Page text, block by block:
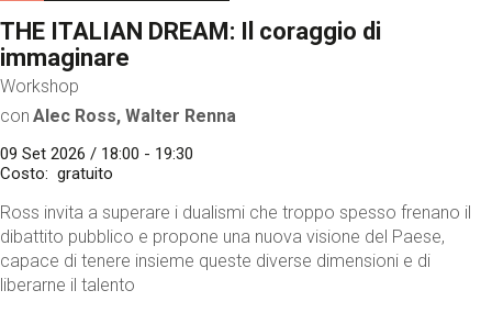
THE ITALIAN DREAM: Il coraggio di
immaginare
Workshop
con Alec Ross, Walter Renna
09 Set 2026 / 18:00 - 19:30
Costo
gratuito
Ross invita a superare i dualismi che troppo spesso frenano il
dibattito pubblico e propone una nuova visione del Paese,
capace di tenere insieme queste diverse dimensioni e di
liberarne il talento